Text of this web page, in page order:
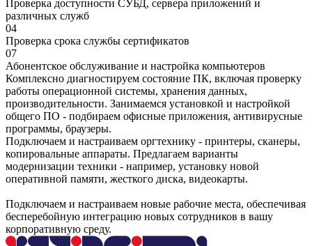
Проверка доступности СУБД, сервера приложений и
различных служб
04
Проверка срока службы сертификатов
07
Абонентское обслуживание и настройка компьютеров
Комплексно диагностируем состояние ПК, включая проверку
работы операционной системы, хранения данных,
производительности. Занимаемся установкой и настройкой
общего ПО - подбираем офисные приложения, антивирусные
программы, браузеры.
Подключаем и настраиваем оргтехнику - принтеры, сканеры,
копировальные аппараты. Предлагаем варианты
модернизации техники - например, установку новой
оперативной памяти, жесткого диска, видеокарты.
Подключаем и настраиваем новые рабочие места, обеспечивая
бесперебойную интеграцию новых сотрудников в вашу
корпоративную среду.